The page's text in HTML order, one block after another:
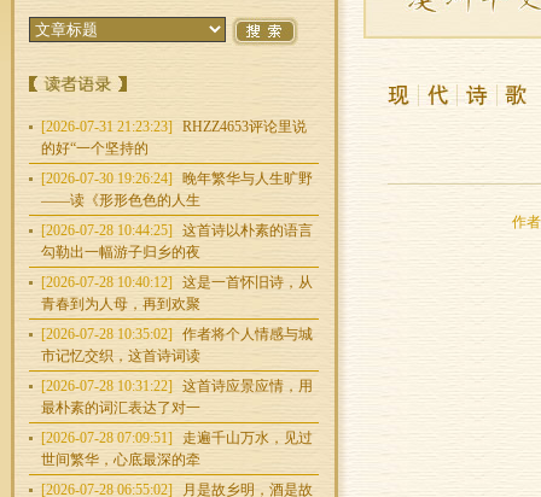
[2026-07-31 21:23:23]
RHZZ4653评论里说
的好“一个坚持的
[2026-07-30 19:26:24]
晚年繁华与人生旷野
——读《形形色色的人生
[2026-07-28 10:44:25]
这首诗以朴素的语言
勾勒出一幅游子归乡的夜
[2026-07-28 10:40:12]
这是一首怀旧诗，从
青春到为人母，再到欢聚
[2026-07-28 10:35:02]
作者将个人情感与城
市记忆交织，这首诗词读
[2026-07-28 10:31:22]
这首诗应景应情，用
最朴素的词汇表达了对一
[2026-07-28 07:09:51]
走遍千山万水，见过
世间繁华，心底最深的牵
[2026-07-28 06:55:02]
月是故乡明，酒是故
作